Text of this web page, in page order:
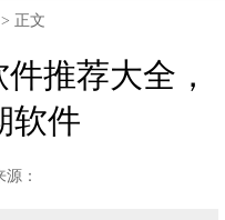
> 正文
推荐大全，
软件
源：